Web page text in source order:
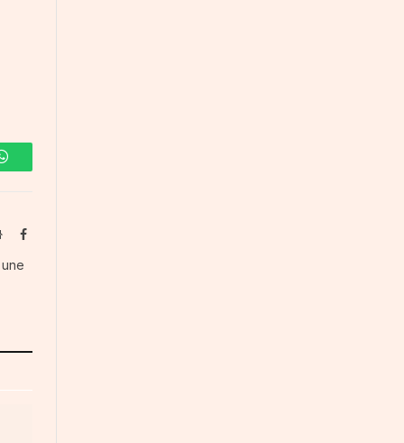
WhatsApp
WebsiteFacebook